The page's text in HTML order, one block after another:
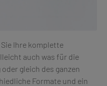
Ihre komplette
auch was für die
gleich des ganzen
Formate und ein